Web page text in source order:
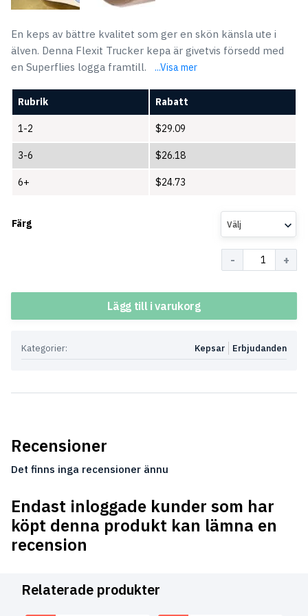
En keps av bättre kvalitet som ger en skön känsla ute i
älven. Denna Flexit Trucker kepa är givetvis försedd med
en Superflies logga framtill. ...Visa mer
Rubrik Rabatt
1-2 $29.09
3-6 $26.18
6+ $24.73
Färg Välj
Lägg till i varukorg
Kategorier: Erbjudanden
Kepsar
Recensioner
Det finns inga recensioner ännu
Endast inloggade kunder som har
köpt denna produkt kan lämna en
recension
Relaterade produkter